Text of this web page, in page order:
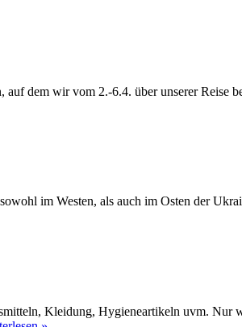
dem wir vom 2.-6.4. über unserer Reise
im Westen, als auch im Osten der
Kleidung, Hygieneartikeln uvm. Nur